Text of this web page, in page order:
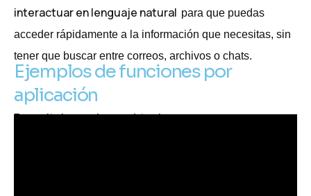
interactuar en lenguaje natural para que puedas
acceder rápidamente a la información que necesitas, sin
tener que buscar entre correos, archivos o chats.
Ejemplos de funciones por
aplicación
Recapitula reuniones virtuales: